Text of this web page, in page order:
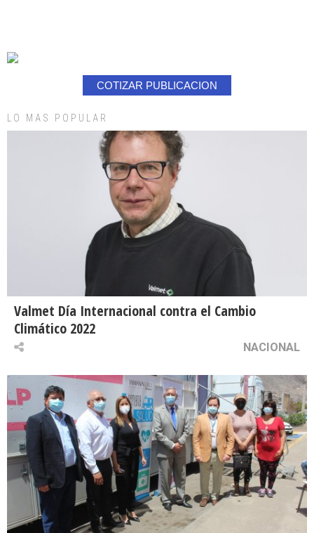
COTIZAR PUBLICACION
LO MAS POPULAR
Valmet Día Internacional contra el Cambio
Climático 2022
NACIONAL